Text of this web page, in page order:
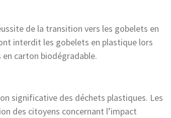
de la transition vers les gobelets en
interdit les gobelets en plastique lors
carton biodégradable.
significative des déchets plastiques. Les
des citoyens concernant l’impact